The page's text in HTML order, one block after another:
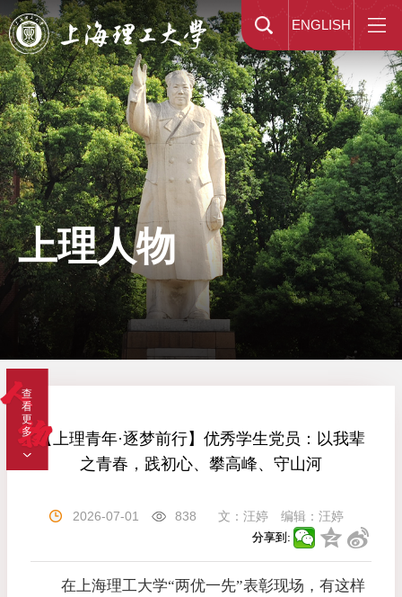
ENGLISH
上理人物
【上理青年·逐梦前行】优秀学生党员：以我辈
之青春，践初心、攀高峰、守山河
2026-07-01 838 文： 汪婷 编辑： 汪婷
分享到:
在上海理工大学“两优一先”表彰现场，有这样